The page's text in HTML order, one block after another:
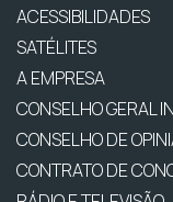
ACESSIBILIDADES
SATÉLITES
A EMPRESA
CONSELHO GERAL
CONSELHO DE
CONTRATO DE